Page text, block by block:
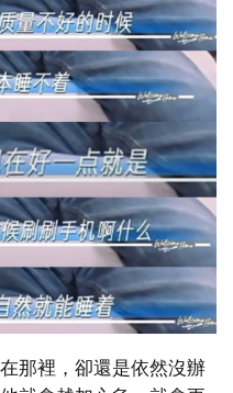
那裡，卻還是依然沒辦